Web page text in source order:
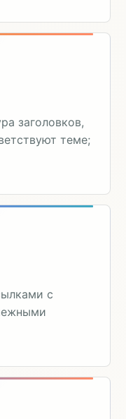
заголовков,
теме;
с